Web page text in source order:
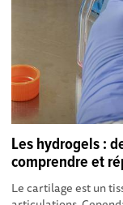
Les hydrogels :
comprendre et
Le cartilage est un